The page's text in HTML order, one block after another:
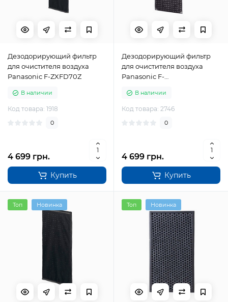
Дезодорирующий фильтр
для очистителя воздуха
Panasonic F-ZXFD70Z
В наличии
Код товара: 1918
0
4 699 грн.
Купить
Дезодорирующий фильтр
для очистителя воздуха
Panasonic F-
В наличии
Код товара: 2746
0
4 699 грн.
Купить
Топ Новинка Топ Новинка